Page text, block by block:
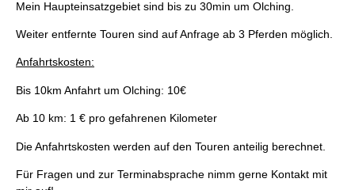
Mein Haupteinsatzgebiet sind bis zu 30min um Olching.
Weiter entfernte Touren sind auf Anfrage ab 3 Pferden möglich.
Anfahrtskosten:
Bis 10km Anfahrt um Olching: 10€
Ab 10 km: 1 € pro gefahrenen Kilometer
Die Anfahrtskosten werden auf den Touren anteilig berechnet.
Für Fragen und zur Terminabsprache nimm gerne Kontakt mit